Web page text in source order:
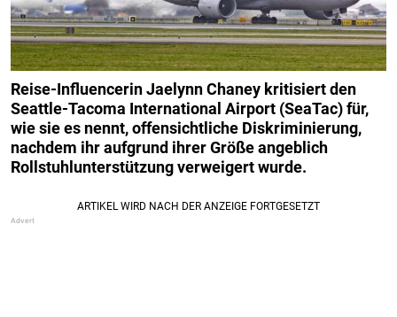
Reise-Influencerin Jaelynn Chaney kritisiert den
Seattle-Tacoma International Airport (SeaTac) für,
wie sie es nennt, offensichtliche Diskriminierung,
nachdem ihr aufgrund ihrer Größe angeblich
Rollstuhlunterstützung verweigert wurde.